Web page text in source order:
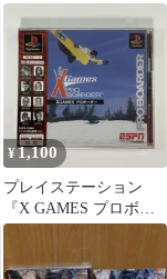
グ・ヴィジョン⑦
¥1,100
プレイステーション
『X GAMES プロボー
ダー』※未開封品